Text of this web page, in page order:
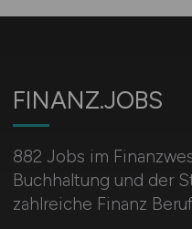
FINANZ.JOBS
882 Jobs im
Buchhaltung und der
zahlreiche Finanz